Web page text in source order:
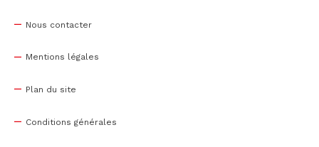
Nous contacter
Mentions légales
Plan du site
Conditions générales